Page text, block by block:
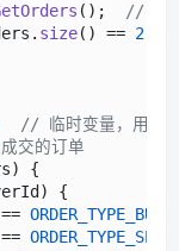
();
// 获
size() == 2
// 临时变量，用来
交的订单
{
{
== ORDER_TYPE_BUY
== ORDER_TYPE_SELL